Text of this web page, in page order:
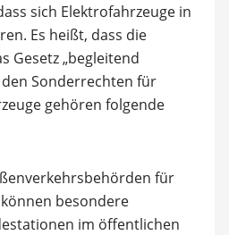
sich Elektrofahrzeuge in
Es heißt, dass die
Gesetz „begleitend
Sonderrechten für
gehören folgende
für
besondere
im öffentlichen